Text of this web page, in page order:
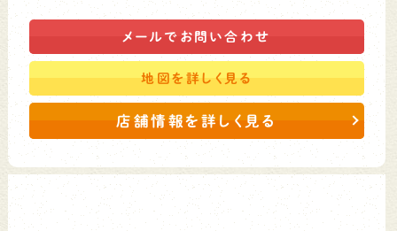
メールで お問い合わせ
地図を詳しく見る
店舗情報を詳しく見る